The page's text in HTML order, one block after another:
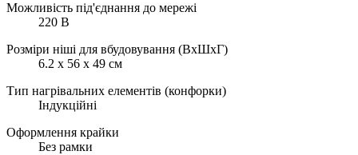
Можливість під'єднання до мережі
220 В
Розміри ніші для вбудовування (ВхШхГ)
6.2 х 56 х 49 см
Тип нагрівальних елементів (конфорки)
Індукційні
Оформлення крайки
Без рамки